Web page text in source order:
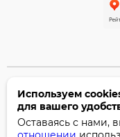
©2005-2026
Используем
для вашего
Оставаясь с нами,